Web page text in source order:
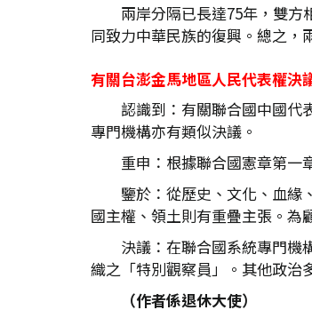
兩岸分隔已長達75年，雙
同致力中華民族的復興。總之，
有關台澎金馬地區人民代表權決
認識到：有關聯合國中國代
專門機構亦有類似決議。
重申：根據聯合國憲章第一
鑒於：從歷史、文化、血緣
國主權、領土則有重疊主張。為
決議：在聯合國系統專門機
織之「特別觀察員」。其他政治
（作者係退休大使）